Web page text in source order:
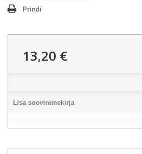
Prindi
13,20 €
Lisa soovinimekirja